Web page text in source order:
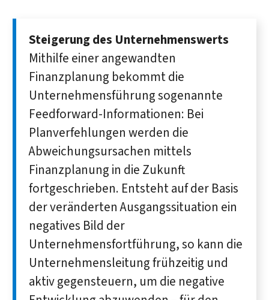
Steigerung des Unternehmenswerts
Mithilfe einer angewandten
Finanzplanung bekommt die
Unternehmensführung sogenannte
Feedforward-Informationen: Bei
Planverfehlungen werden die
Abweichungsursachen mittels
Finanzplanung in die Zukunft
fortgeschrieben. Entsteht auf der Basis
der veränderten Ausgangssituation ein
negatives Bild der
Unternehmensfortführung, so kann die
Unternehmensleitung frühzeitig und
aktiv gegensteuern, um die negative